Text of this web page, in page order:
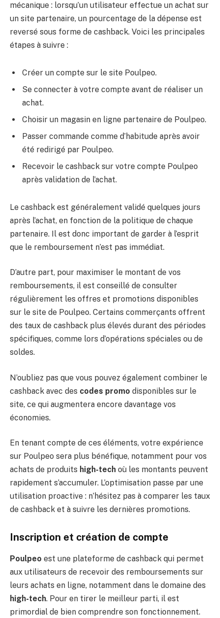
mécanique : lorsqu’un utilisateur effectue un achat sur
un site partenaire, un pourcentage de la dépense est
reversé sous forme de cashback. Voici les principales
étapes à suivre :
Créer un compte sur le site Poulpeo.
Se connecter à votre compte avant de réaliser un
achat.
Choisir un magasin en ligne partenaire de Poulpeo.
Passer commande comme d’habitude après avoir
été redirigé par Poulpeo.
Recevoir le cashback sur votre compte Poulpeo
après validation de l’achat.
Le cashback est généralement validé quelques jours
après l’achat, en fonction de la politique de chaque
partenaire. Il est donc important de garder à l’esprit
que le remboursement n’est pas immédiat.
D’autre part, pour maximiser le montant de vos
remboursements, il est conseillé de consulter
régulièrement les offres et promotions disponibles
sur le site de Poulpeo. Certains commerçants offrent
des taux de cashback plus élevés durant des périodes
spécifiques, comme lors d’opérations spéciales ou de
soldes.
N’oubliez pas que vous pouvez également combiner le
cashback avec des codes promo disponibles sur le
site, ce qui augmentera encore davantage vos
économies.
En tenant compte de ces éléments, votre expérience
sur Poulpeo sera plus bénéfique, notamment pour vos
achats de produits high-tech où les montants peuvent
rapidement s’accumuler. L’optimisation passe par une
utilisation proactive : n’hésitez pas à comparer les taux
de cashback et à suivre les dernières promotions.
Inscription et création de compte
Poulpeo est une plateforme de cashback qui permet
aux utilisateurs de recevoir des remboursements sur
leurs achats en ligne, notamment dans le domaine des
high-tech. Pour en tirer le meilleur parti, il est
primordial de bien comprendre son fonctionnement.